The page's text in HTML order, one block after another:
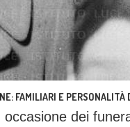
FAMILIARI E
dei